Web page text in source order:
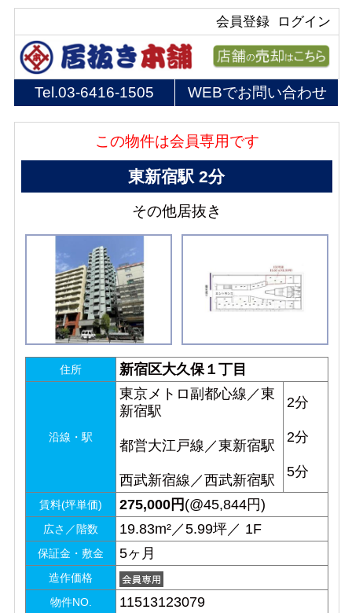
ログイン
会員登録
Tel.03-6416-1505 WEBでお問い合わせ
この物件は会員専用です
東新宿駅 2分
その他居抜き
住所 新宿区大久保１丁目
沿線・駅
東京メトロ副都心線／東
新宿駅
都営大江戸線／東新宿駅
西武新宿線／西武新宿駅
2分
2分
5分
賃料(坪単価) 275,000円 (@45,844円)
広さ／階数 19.83m²／5.99坪／ 1F
保証金・敷金 5ヶ月
造作価格
物件NO.
11513123079